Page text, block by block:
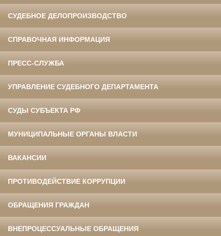
СУДЕБНОЕ ДЕЛОПРОИЗВОДСТВО
СПРАВОЧНАЯ ИНФОРМАЦИЯ
ПРЕСС-СЛУЖБА
УПРАВЛЕНИЕ СУДЕБНОГО ДЕПАРТАМЕНТА
СУДЫ СУБЪЕКТА РФ
МУНИЦИПАЛЬНЫЕ ОРГАНЫ ВЛАСТИ
ВАКАНСИИ
ПРОТИВОДЕЙСТВИЕ КОРРУПЦИИ
ОБРАЩЕНИЯ ГРАЖДАН
ВНЕПРОЦЕССУАЛЬНЫЕ ОБРАЩЕНИЯ